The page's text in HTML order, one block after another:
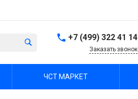
+7 (499) 322 41 14
г. Тула, Октябрьская ул,
Заказать звонок
ЧСТ МАРКЕТ